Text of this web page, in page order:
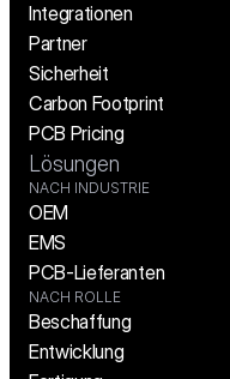
Integrationen
Partner
Sicherheit
Carbon Footprint
PCB Pricing
Lösungen
NACH INDUSTRIE
OEM
EMS
PCB-Lieferanten
NACH ROLLE
Beschaffung
Entwicklung